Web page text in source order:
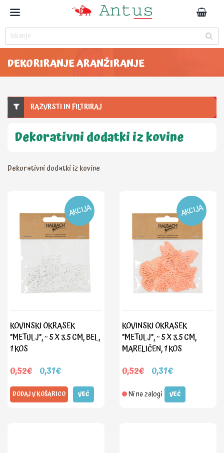
DEKORIRANJE ARANŽIRANJE
RAZVRSTI IN FILTRIRAJ
Dekorativni dodatki iz kovine
Dekorativni dodatki iz kovine
AKCIJA
KOVINSKI OKRASEK
"METULJ", ~ 5 X 3.5 CM, BEL,
1 KOS
0,52€ 0,31€
DODAJ V KOŠARICO VEČ
AKCIJA
KOVINSKI OKRASEK
"METULJ", ~ 5 X 3.5 CM,
MARELIČEN, 1 KOS
0,52€ 0,31€
Ni na zalogi VEČ